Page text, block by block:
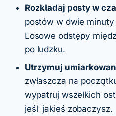
Rozkładaj posty w
postów w dwie
Losowe odstępy
po ludzku.
Utrzymuj
zwłaszcza na
wypatruj wszelkich
jeśli jakieś zobaczysz.